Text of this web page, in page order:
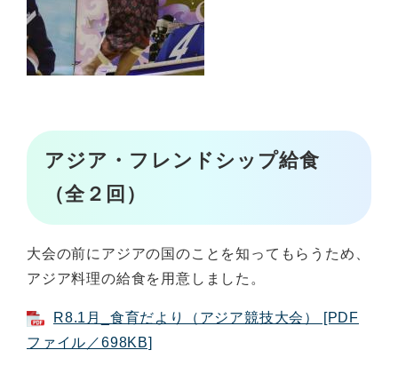
アジア・フレンドシップ給食
（全２回）
大会の前にアジアの国のことを知ってもらうため、
アジア料理の給食を用意しました。
R8.1月_食育だより（アジア競技大会） [PDF
ファイル／698KB]